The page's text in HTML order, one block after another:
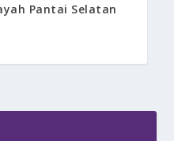
Pantai Selatan